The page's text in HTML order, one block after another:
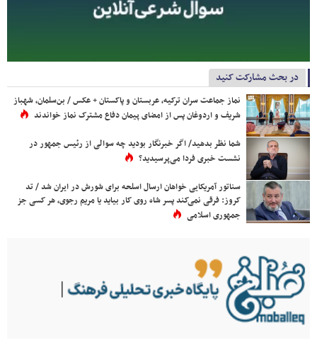
در بحث مشارکت کنید
نماز جماعت سران ترکیه، عربستان و پاکستان + عکس / بن‌سلمان، شهباز
شریف و اردوغان پس از امضای پیمان دفاع مشترک نماز خواندند
شما نظر بدهید/ اگر خبرنگار بودید چه سوالی از رئیس جمهور در
نشست خبری فردا می‌پرسیدید؟
سناتور آمریکایی خواهان ارسال اسلحه برای شورش در ایران شد / تد
کروز: فرقی نمی‌کند پسر شاه روی کار بیاید یا مریم رجوی، هر کسی جز
جمهوری اسلامی